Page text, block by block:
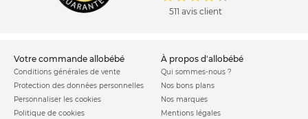
511 avis client
votre commande allobébé
Conditions générales de vente
Protection des données personnelles
Personnaliser les cookies
Politique de cookies
à propos d'allobébé
Qui sommes-nous ?
Nos bons plans
Nos marques
Mentions légales